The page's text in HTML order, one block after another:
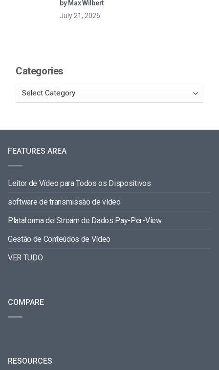
by Max Wilbert
July 21, 2026
Categories
FEATURES AREA
Leitor de Vídeo para Todos os Dispositivos
software de transmissão de vídeo
Plataforma de Stream de Dados Pay-Per-View
Gestão de Conteúdos de Vídeo
VER TUDO
COMPARE
RESOURCES